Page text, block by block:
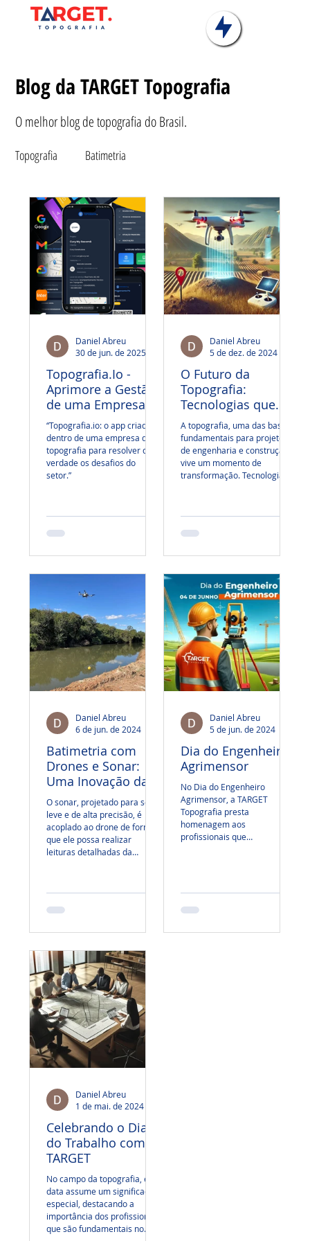
Topografia Batimetria
Topografia.Io -
Aprimore a Gestão
de uma Empresa
de Topografia
“Topografia.io: o app criado
dentro de uma empresa de
topografia para resolver de
verdade os desafios do
setor.”
Daniel Abreu
30 de jun. de 2025
2 min de leitura
O Futuro da
Topografia:
Tecnologias que
Estão
Transformando o
Setor
A topografia, uma das bases
fundamentais para projetos
de engenharia e construção,
vive um momento de
transformação. Tecnologias
Daniel Abreu
5 de dez. de 2024
Batimetria com
Drones e Sonar:
Uma Inovação da
TARGET Topografia
O sonar, projetado para ser
leve e de alta precisão, é
acoplado ao drone de forma
que ele possa realizar
leituras detalhadas da
Daniel Abreu
6 de jun. de 2024
2 min de leitura
Dia do Engenheiro
Agrimensor
No Dia do Engenheiro
Agrimensor, a TARGET
Topografia presta
homenagem aos
profissionais que
Daniel Abreu
5 de jun. de 2024
Celebrando o Dia
do Trabalho com a
TARGET
No campo da topografia, essa
data assume um significado
especial, destacando a
importância dos profissionais
que são fundamentais no
Daniel Abreu
1 de mai. de 2024
Blog da TARGET Topografia
O melhor blog de topografia do Brasil.